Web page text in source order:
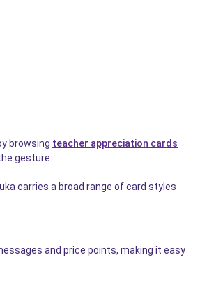
browsing teacher appreciation cards
gesture.
carries a broad range of card styles
and price points, making it easy